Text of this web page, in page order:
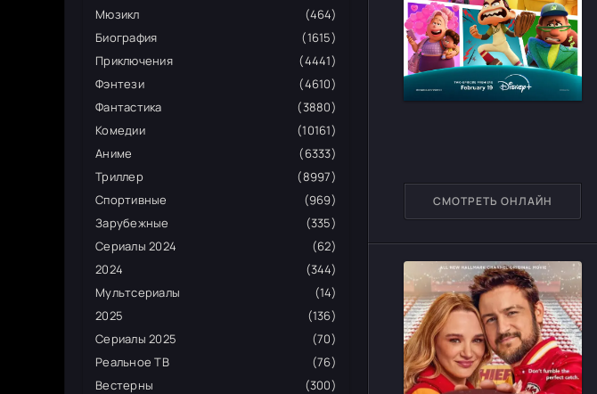
Мюзикл
(464)
Биография
(1615)
Приключения
(4441)
Фэнтези
(4610)
Фантастика
(3880)
Комедии
(10161)
Аниме
(6333)
Триллер
(8997)
Спортивные
(969)
Зарубежные
(335)
Сериалы 2024
(62)
2024
(344)
Мультсериалы
(14)
2025
(136)
Сериалы 2025
(70)
Реальное ТВ
(76)
Вестерны
(300)
СМОТРЕТЬ ОНЛАЙН